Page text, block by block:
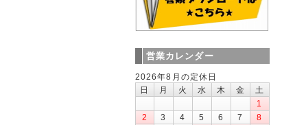
営業カレンダー
2026年8月の定休日
日
月 火 水 木 金
土
1
2
3 4 5 6 7
8